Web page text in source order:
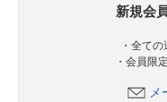
新規会
・全て
・会員限
メ